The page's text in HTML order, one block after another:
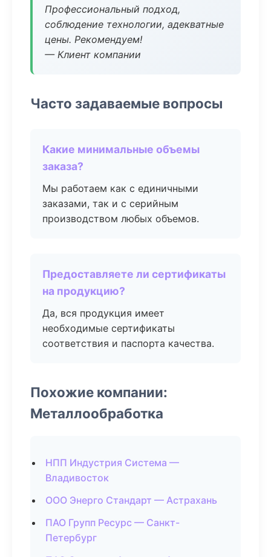
Профессиональный подход,
соблюдение технологии, адекватные
цены. Рекомендуем!
— Клиент компании
Часто задаваемые вопросы
Какие минимальные объемы
заказа?
Мы работаем как с единичными
заказами, так и с серийным
производством любых объемов.
Предоставляете ли сертификаты
на продукцию?
Да, вся продукция имеет
необходимые сертификаты
соответствия и паспорта качества.
Похожие компании:
Металлообработка
НПП Индустрия Система —
Владивосток
ООО Энерго Стандарт — Астрахань
ПАО Групп Ресурс — Санкт-
Петербург